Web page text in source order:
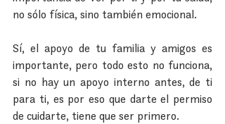
no sólo física, sino también emocional.
Sí, el apoyo de tu familia y amigos es
importante, pero todo esto no funciona,
si no hay un apoyo interno antes, de ti
para ti, es por eso que darte el permiso
de cuidarte, tiene que ser primero.